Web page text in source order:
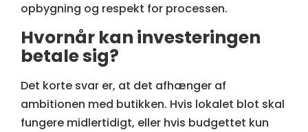
opbygning og respekt for processen.
Hvornår kan investeringen
betale sig?
Det korte svar er, at det afhænger af
ambitionen med butikken. Hvis lokalet blot skal
fungere midlertidigt, eller hvis budgettet kun